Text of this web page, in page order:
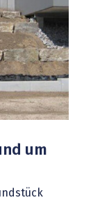
um